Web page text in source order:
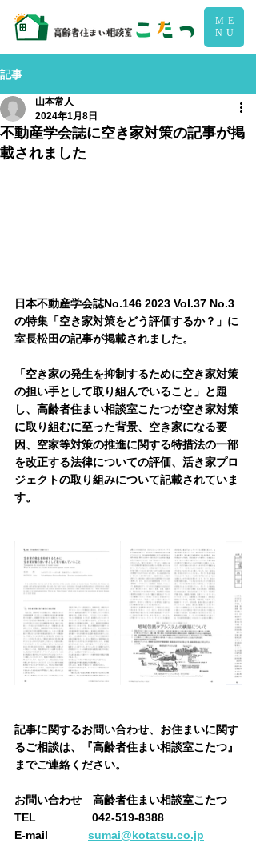
ME
NU
記事
不動産学会誌に空き家対策の記事が掲
載されました
山本常人
2024年1月8日
日本不動産学会誌No.146 2023 Vol.37 No.3
の特集「空き家対策をどう評価するか？」に
室長松田の記事が掲載されました。
「空き家の発生を抑制するために空き家対策
の担い手として取り組んでいること」と題
し、高齢者住まい相談室こたつが空き家対策
に取り組むに至った背景、空き家になる要
因、空家等対策の推進に関する特措法の一部
を改正する法律についての評価、活き家プロ
ジェクトの取り組みについて記載されていま
す。
記事に関するお問い合わせ、お住まいに関す
るご相談は、『高齢者住まい相談室こたつ』
までご連絡ください。
お問い合わせ　高齢者住まい相談室こたつ
TEL　　　　　042-519-8388
E-mail sumai@kotatsu.co.jp